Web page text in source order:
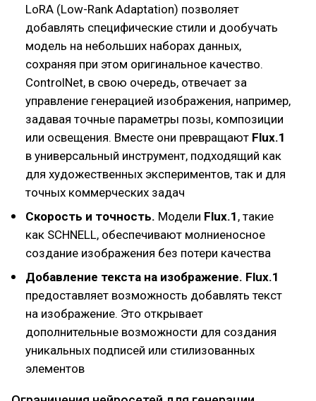
LoRA (Low-Rank Adaptation) позволяет
добавлять специфические стили и дообучать
модель на небольших наборах данных,
сохраняя при этом оригинальное качество.
ControlNet, в свою очередь, отвечает за
управление генерацией изображения, например,
задавая точные параметры позы, композиции
или освещения. Вместе они превращают Flux.1
в универсальный инструмент, подходящий как
для художественных экспериментов, так и для
точных коммерческих задач
Скорость и точность. Модели Flux.1 , такие
как SCHNELL, обеспечивают молниеносное
создание изображения без потери качества
Добавление текста на изображение. Flux.1
предоставляет возможность добавлять текст
на изображение. Это открывает
дополнительные возможности для создания
уникальных подписей или стилизованных
элементов